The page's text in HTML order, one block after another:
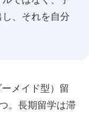
、それを自分
メイド型）留
。長期留学は滞